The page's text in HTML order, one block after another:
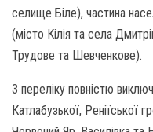
селище Біле), частина
(місто Кілія та села
Трудове та Шевченкове).
З переліку повністю
Катлабузької, Реніїської